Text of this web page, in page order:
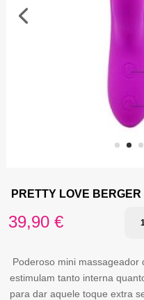
PRETTY LOVE BERGER
39,90 €
Poderoso mini
estimulam tanto interna
para dar aquele toque extra